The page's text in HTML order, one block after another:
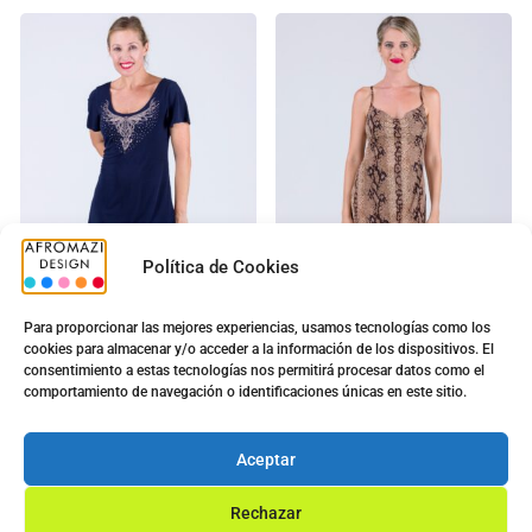
Política de Cookies
Para proporcionar las mejores experiencias, usamos tecnologías como los
cookies para almacenar y/o acceder a la información de los dispositivos. El
consentimiento a estas tecnologías nos permitirá procesar datos como el
comportamiento de navegación o identificaciones únicas en este sitio.
Aceptar
Rechazar
Vestido Lazo Brillo Marino
12.80€ 5.00€
Vestido Serpiente Corto
con Copa